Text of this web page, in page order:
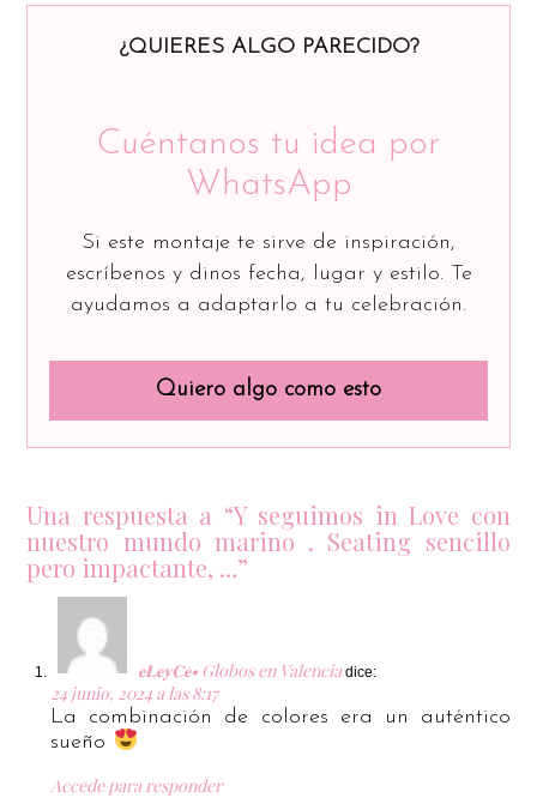
¿QUIERES ALGO PARECIDO?
Cuéntanos tu idea por
WhatsApp
Si este montaje te sirve de inspiración,
escríbenos y dinos fecha, lugar y estilo. Te
ayudamos a adaptarlo a tu celebración.
Quiero algo como esto
Una respuesta a “Y seguimos in Love con
nuestro mundo marino . Seating sencillo
pero impactante, …”
𝐞𝐋𝐞𝐲𝐂𝐞• Globos en Valencia dice:
24 junio, 2024 a las 8:17
La combinación de colores era un auténtico
sueño
Accede para responder